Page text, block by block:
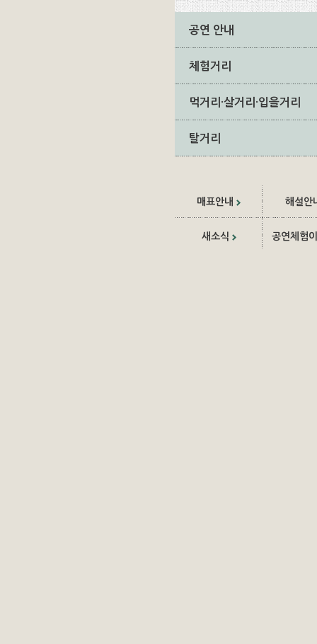
공연 안내
체험거리
먹거리·살거리·입을거리
탈거리
매표안내 해설안
새소식 공연체험